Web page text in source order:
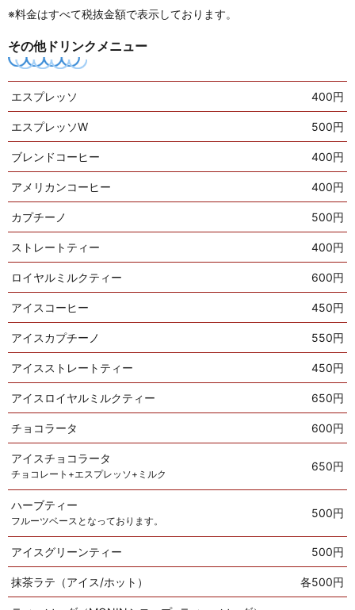
※料金はすべて税抜金額で表示しております。
その他ドリンクメニュー
エスプレッソ 400円
エスプレッソW 500円
ブレンドコーヒー 400円
アメリカンコーヒー 400円
カプチーノ 500円
ストレートティー 400円
ロイヤルミルクティー 600円
アイスコーヒー 450円
アイスカプチーノ 550円
アイスストレートティー 450円
アイスロイヤルミルクティー 650円
チョコラータ 600円
アイスチョコラータ
チョコレート+エスプレッソ+ミルク
650円
ハーブティー
フルーツベースとなっております。
500円
アイスグリーンティー 500円
抹茶ラテ（アイス/ホット） 各500円